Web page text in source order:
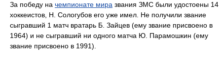
За победу на чемпионате мира звания ЗМС были удостоены 14
хоккеистов, Н. Сологубов его уже имел. Не получили звание
сыгравший 1 матч вратарь Б. Зайцев (ему звание присвоено в
1964) и не сыгравший ни одного матча Ю. Парамошкин (ему
звание присвоено в 1991).